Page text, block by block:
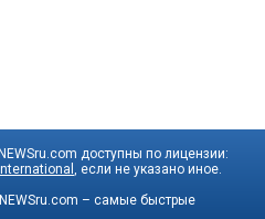
доступны по лицензии:
, если не указано иное.
NEWSru.com – самые быстрые